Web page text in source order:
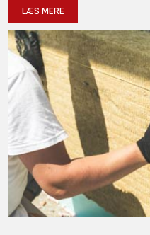
LÆS MERE